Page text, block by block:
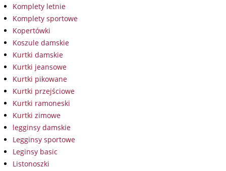
Komplety letnie
Komplety sportowe
Kopertówki
Koszule damskie
Kurtki damskie
Kurtki jeansowe
Kurtki pikowane
Kurtki przejściowe
Kurtki ramoneski
Kurtki zimowe
legginsy damskie
Legginsy sportowe
Leginsy basic
Listonoszki